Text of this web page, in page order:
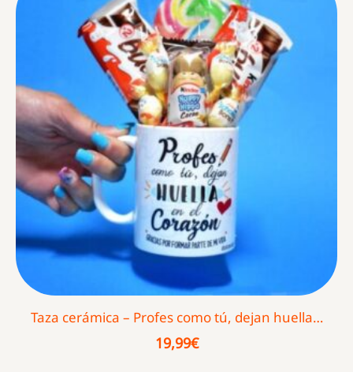
Taza cerámica – Profes como tú, dejan huella…
19,99€